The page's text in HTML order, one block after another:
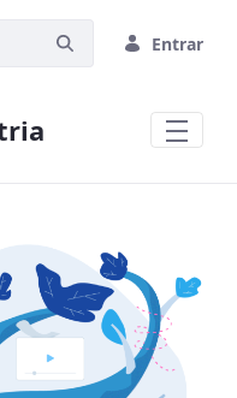
Entrar